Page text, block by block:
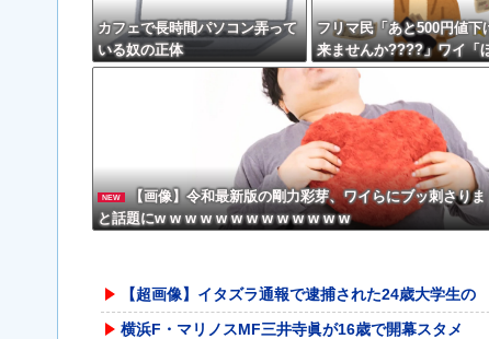
カフェで長時間パソコン弄って
いる奴の正体
フリマ民「あと500円値下
来ませんか????」ワイ「
い購入ｗ」
NEW
【画像】令和最新版の剛力彩芽、ワイらにブッ刺さりま
と話題にw w w w w w w w w w w w w
【超画像】イタズラ通報で逮捕された24歳大学生の
横浜F・マリノスMF三井寺眞が16歳で開幕スタメ